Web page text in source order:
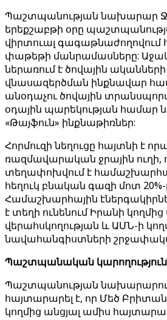
Պաշտպանության նախարար
երեքշաբթի օրը
վիրտուալ
փաթեթի մանրամասները:
ներառում է ծովային
վնասազերծման ինքնավար
անօդաչու ծովային
օդային պարեկության
«Թայֆուն» ինքնաթիռներ:
Հորմուզի նեղուցը հայտնի է
ռազմավարական ջրային ուղի,
տեղափոխվում է
հեղուկ բնական գազի մոտ 20%-
Համաշխարհային
է տեղի ունենում Իրանի
վերահսկողության և ԱՄՆ-ի
նավահանգիստների
Պաշտպանական
Պաշտպանության
հայտարարել է, որ Մեծ
կողմից անցյալ ամիս